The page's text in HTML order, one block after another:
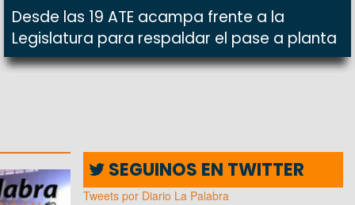
Desde las 19 ATE acampa frente a la
Legislatura para respaldar el pase a planta
SEGUINOS EN TWITTER
Tweets por Diario La Palabra